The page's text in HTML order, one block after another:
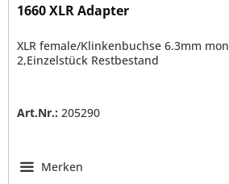
1660 XLR Adapter
XLR female/Klinkenbuchse 6.3mm
2,Einzelstück Restbestand
Art.Nr.: 205290
Merken